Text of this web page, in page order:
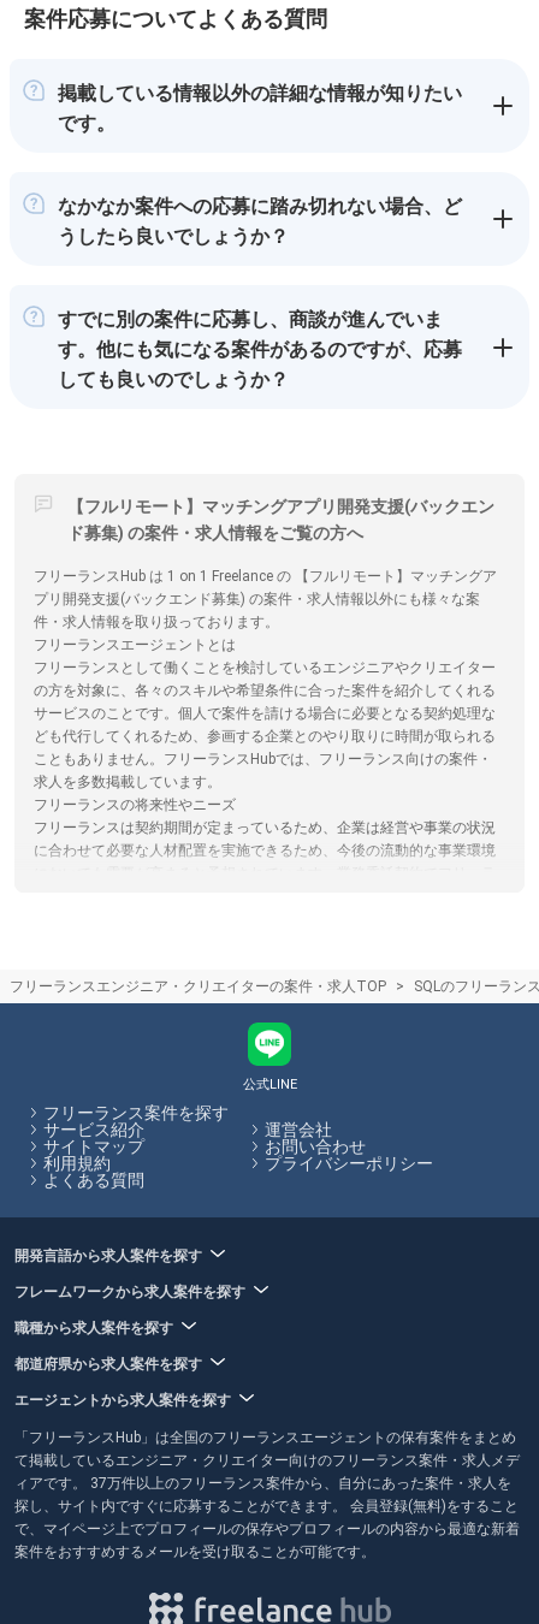
案件応募についてよくある質問
掲載している情報以外の詳細な情報が知りたい
です。
なかなか案件への応募に踏み切れない場合、ど
うしたら良いでしょうか？
すでに別の案件に応募し、商談が進んでいま
す。他にも気になる案件があるのですが、応募
しても良いのでしょうか？
【フルリモート】マッチングアプリ開発支援(バックエン
ド募集) の案件・求人情報をご覧の方へ
フリーランスHub は 1 on 1 Freelance の 【フルリモート】マッチングア
プリ開発支援(バックエンド募集) の案件・求人情報以外にも様々な案
件・求人情報を取り扱っております。
フリーランスエージェントとは
フリーランスとして働くことを検討しているエンジニアやクリエイター
の方を対象に、各々のスキルや希望条件に合った案件を紹介してくれる
サービスのことです。個人で案件を請ける場合に必要となる契約処理な
ども代行してくれるため、参画する企業とのやり取りに時間が取られる
こともありません。フリーランスHubでは、フリーランス向けの案件・
求人を多数掲載しています。
フリーランスの将来性やニーズ
フリーランスは契約期間が定まっているため、企業は経営や事業の状況
に合わせて必要な人材配置を実施できるため、今後の流動的な事業環境
人のマッチングをカウンセリングや営業代行を通してサポートするのに
す。クラウドソーシングサイトを利用する際は、フリーランスと発注者
が直接プラットフォームでやり取りするため、エージェントによるサポ
ートはありません。フリーランスHubではフリーランスエージェントの
保有する案件を多数掲載しています。
フリーランスHubはお客様のフリーランス案件探しを最大限サポートし
ていきます。
フリーランスエンジニア・クリエイターの案件・求人TOP SQLのフリーラン
公式LINE
フリーランス案件を探す
サービス紹介
運営会社
サイトマップ
お問い合わせ
利用規約
プライバシーポリシー
よくある質問
開発言語から求人案件を探す
フレームワークから求人案件を探す
職種から求人案件を探す
都道府県から求人案件を探す
エージェントから求人案件を探す
「フリーランスHub」は全国のフリーランスエージェントの保有案件をまとめ
て掲載しているエンジニア・クリエイター向けのフリーランス案件・求人メデ
ィアです。 37万件以上のフリーランス案件から、自分にあった案件・求人を
探し、サイト内ですぐに応募することができます。 会員登録(無料)をすること
で、マイページ上でプロフィールの保存やプロフィールの内容から最適な新着
案件をおすすめするメールを受け取ることが可能です。